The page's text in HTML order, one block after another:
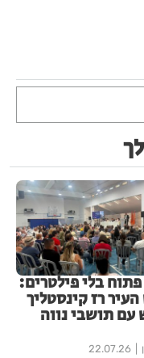
בלי פילטרים:
רז קינסטליך
עם תושבי נווה
22.07.26